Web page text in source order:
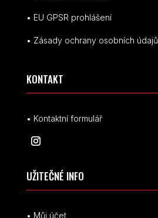
• EU GPSR prohlášení
• Zásady ochrany osobních údajů
KONTAKT
• Kontaktní formulář
UŽITEČNÉ INFO
• Můj účet